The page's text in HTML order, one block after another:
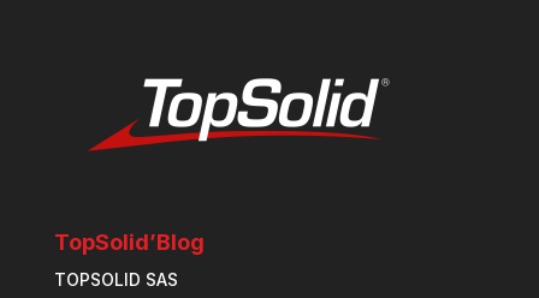
TopSolid’Blog
TOPSOLID SAS